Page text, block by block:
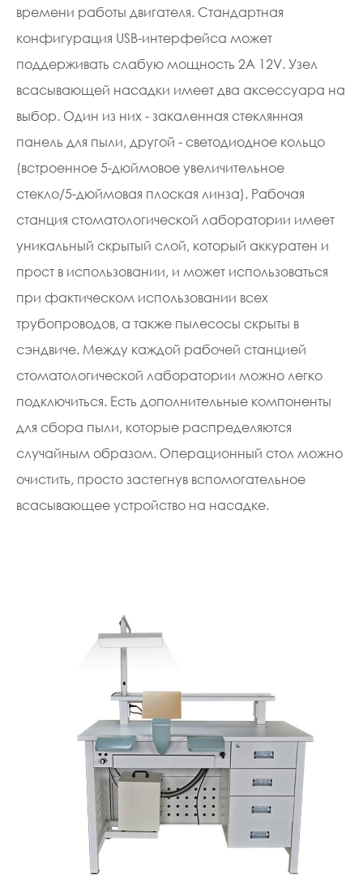
времени работы двигателя. Стандартная
конфигурация USB-интерфейса может
поддерживать слабую мощность 2A 12V. Узел
всасывающей насадки имеет два аксессуара на
выбор. Один из них - закаленная стеклянная
панель для пыли, другой - светодиодное кольцо
(встроенное 5-дюймовое увеличительное
стекло/5-дюймовая плоская линза). Рабочая
станция стоматологической лаборатории имеет
уникальный скрытый слой, который аккуратен и
прост в использовании, и может использоваться
при фактическом использовании всех
трубопроводов, а также пылесосы скрыты в
сэндвиче. Между каждой рабочей станцией
стоматологической лаборатории можно легко
подключиться. Есть дополнительные компоненты
для сбора пыли, которые распределяются
случайным образом. Операционный стол можно
очистить, просто застегнув вспомогательное
всасывающее устройство на насадке.